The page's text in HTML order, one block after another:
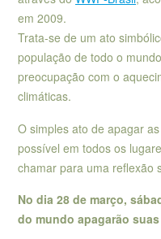
em 2009.
Trata-se de um ato
população de todo o
preocupação com o
climáticas.
O simples ato de apagar
possível em todos os
chamar para uma reflexão
No dia 28 de março,
do mundo apagarão